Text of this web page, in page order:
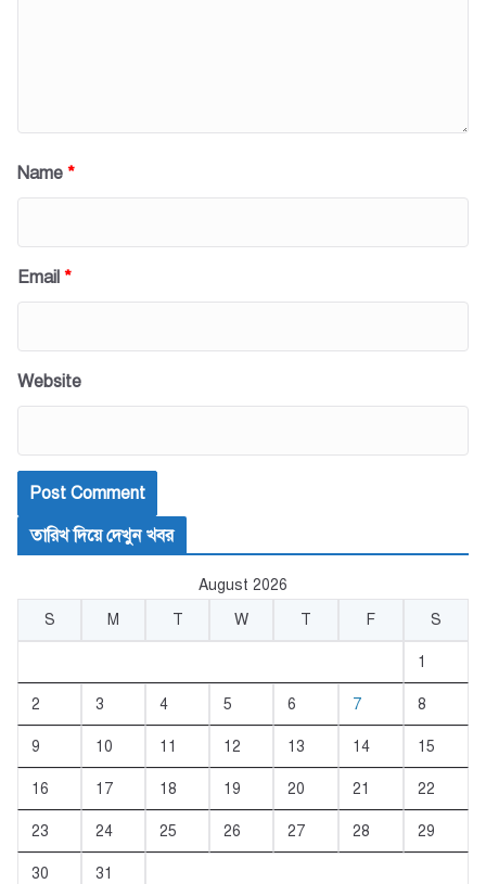
Name *
Email *
Website
তারিখ দিয়ে দেখুন খবর
August 2026
S
M T W T F S
1
2 3 4 5 6 7 8
9 10 11 12 13 14 15
16 17 18 19 20 21 22
23 24 25 26 27 28 29
30 31